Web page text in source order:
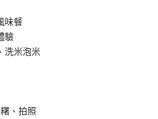
味餐
驗
洗米泡米
、拍照